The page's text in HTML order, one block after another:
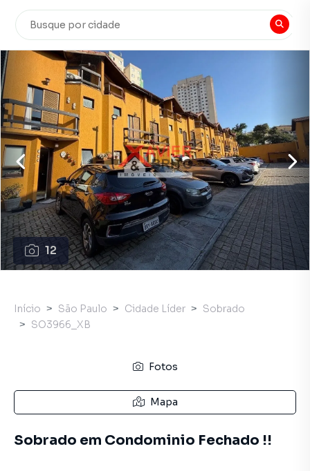
12
Início São Paulo Cidade Líder
Sobrado
SO3966_XB
Fotos
Mapa
Sobrado em Condominio Fechado !!